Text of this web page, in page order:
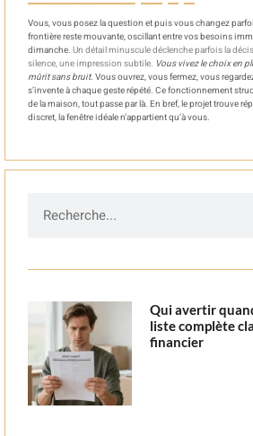
Vous, vous posez la question et puis vous changez
frontière reste mouvante, oscillant entre vos besoins
dimanche. Un détail minuscule déclenche parfois la
silence, une impression subtile. Vous vivez le choix en
mûrit sans bruit. Vous ouvrez, vous fermez, vous
s’invente à chaque geste répété. Ce fonctionnement
de la maison, tout passe par là. En bref, le projet trouve
discret, la fenêtre idéale n’appartient qu’à vous.
Qui avertir
liste complète
financier